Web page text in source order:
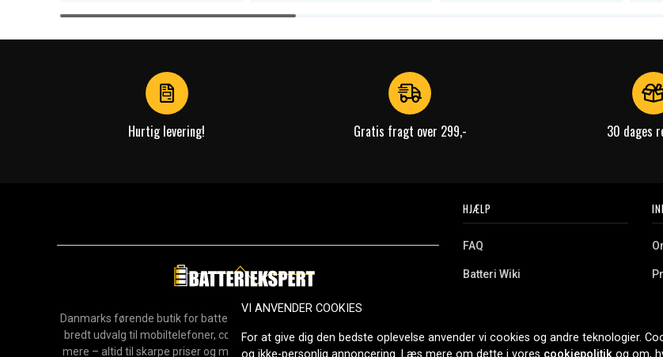
Item
Hurtig levering! Gratis fragt over 299,- 30 dages
Danmarks førende butik for batterier, opladere og reservedele. Vi tilbyder et
bredt udvalg til mobiltelefoner, computere, værktøj, husholdning og meget
mere – altid til skarpe priser og med hurtig levering. Sikker nethandel siden
HJÆLP
FAQ
Batteri Wiki
Erhvervskunde
VI ANVENDER COOKIES
For at give dig den bedste oplevelse anvender vi cookies og andre teknologier.
og ikke-personlig annoncering. Læs mere om dette i vores cookiepolitik og om,